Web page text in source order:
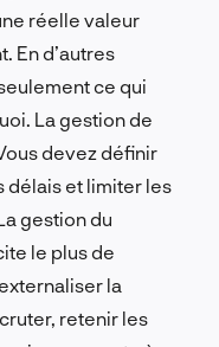
réelle valeur
En d’autres
ce qui
La gestion de
devez définir
délais et limiter les
gestion du
le plus de
la
retenir les